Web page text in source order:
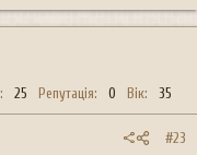
25 Репутація 0 Вік 35
#23